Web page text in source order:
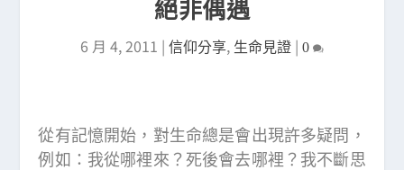
絕非偶遇
6 月 4, 2011 | 信仰分享, 生命見證 | 0
從有記憶開始，對生命總是會出現許多疑問，
例如：我從哪裡來？死後會去哪裡？我不斷思